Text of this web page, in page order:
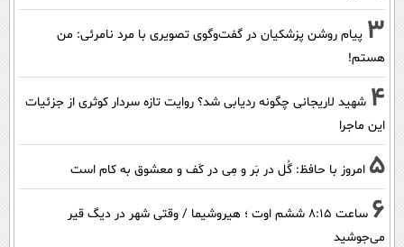
3 پیام روشن پزشکیان در گفت‌و‌گوی تصویری با مرد نامرئی: من
هستم!
4 شهید لاریجانی چگونه ردیابی شد؟ روایت تازه سردار کوثری از جزئیات
این ماجرا
5 امروز با حافظ: گُل در بَر و مِی در کَف و معشوق به کام است
6
ساعت ۸:۱۵ ششم اوت ؛ هیروشیما / وقتی شهر در دیگ قیر
می‌جوشید